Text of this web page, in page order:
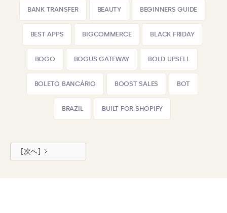
BANK TRANSFER BEAUTY BEGINNERS GUIDE
BEST APPS BIGCOMMERCE BLACK FRIDAY
BOGO BOGUS GATEWAY BOLD UPSELL
BOLETO BANCÁRIO BOOST SALES BOT
BRAZIL BUILT FOR SHOPIFY
[次へ]